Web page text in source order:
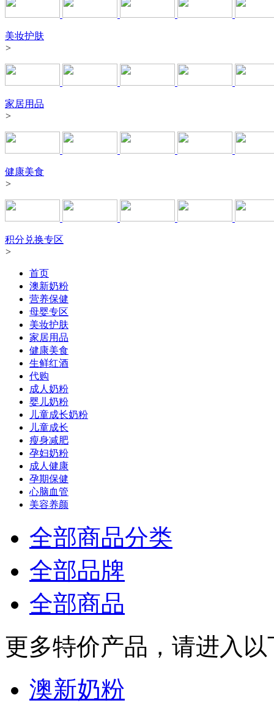
美妆护肤
>
家居用品
>
健康美食
>
积分兑换专区
>
首页
澳新奶粉
营养保健
母婴专区
美妆护肤
家居用品
健康美食
生鲜红酒
代购
成人奶粉
婴儿奶粉
儿童成长奶粉
儿童成长
瘦身减肥
孕妇奶粉
成人健康
孕期保健
心脑血管
美容养颜
全部商品分类
全部品牌
全部商品
更多特价产品，请进入
澳新奶粉